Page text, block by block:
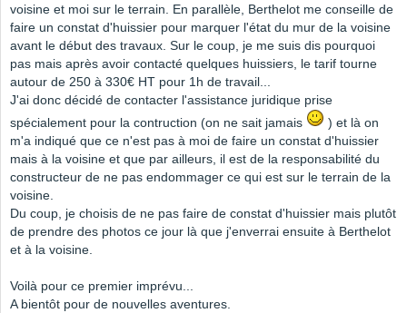
voisine et moi sur le terrain. En parallèle, Berthelot me conseille de
faire un constat d'huissier pour marquer l'état du mur de la voisine
avant le début des travaux. Sur le coup, je me suis dis pourquoi
pas mais après avoir contacté quelques huissiers, le tarif tourne
autour de 250 à 330€ HT pour 1h de travail...
J'ai donc décidé de contacter l'assistance juridique prise
spécialement pour la contruction (on ne sait jamais
) et là on
m'a indiqué que ce n'est pas à moi de faire un constat d'huissier
mais à la voisine et que par ailleurs, il est de la responsabilité du
constructeur de ne pas endommager ce qui est sur le terrain de la
voisine.
Du coup, je choisis de ne pas faire de constat d'huissier mais plutôt
de prendre des photos ce jour là que j'enverrai ensuite à Berthelot
et à la voisine.
Voilà pour ce premier imprévu...
A bientôt pour de nouvelles aventures.